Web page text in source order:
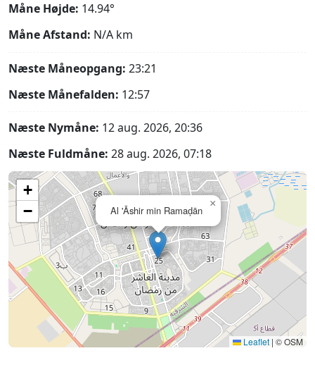
Måne Højde: 14.94°
Måne Afstand: N/A km
Næste Måneopgang: 23:21
Næste Månefalden: 12:57
Næste Nymåne: 12 aug. 2026, 20:36
Næste Fuldmåne: 28 aug. 2026, 07:18
Al 'Āshir min Ramaḑān
×
+
−
Leaflet | © OSM